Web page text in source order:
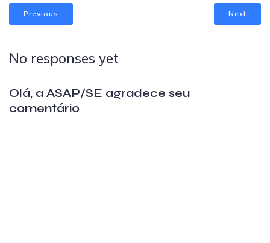
Previous Next
No responses yet
Olá, a ASAP/SE agradece seu
comentário